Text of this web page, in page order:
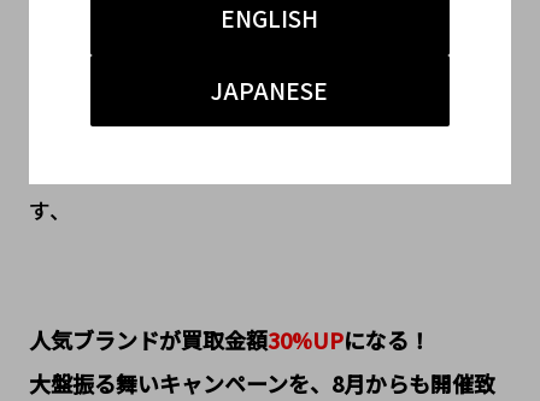
ENGLISH
JAPANESE
#ニードルズ
#原宿 ストリート
#ブランド古着買取キャンペーン
す、
人気ブランドが買取金額30%UPになる！
大盤振る舞いキャンペーンを、8月からも開催致